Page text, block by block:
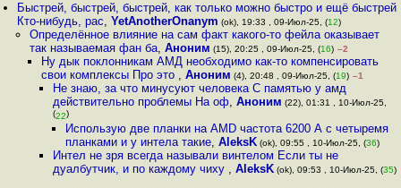
Быстрей, быстрей, быстрей, как только можно быстро и ещё быстрей
Кто-нибудь, рас,YetAnotherOnanym (ok), 19:33 , 09-Июл-25, (12)
Определённое влияние на сам факт какого-то фейла оказывает
так называемая фан ба, Аноним (15), 20:25 , 09-Июл-25, (16) –2
Ну дык поклонникам АМД необходимо как-то компенсировать
свои комплексы Про это , Аноним (4), 20:48 , 09-Июл-25, (19) –1
Не знаю, за что минусуют человека С памятью у амд
действительно проблемы На оф,Аноним (22), 01:31 , 10-Июл-25,
(22)
Использую две планки на AMD частота 6200 А с четыремя
планками и у интела такие, AleksK(ok), 09:55 , 10-Июл-25, (36)
Интел не зря всегда называли винтелом Если ты не
дуалбутчик, и по каждому чиху ,AleksK (ok), 09:53 , 10-Июл-25, (35)